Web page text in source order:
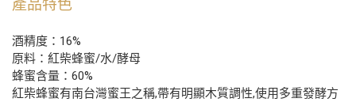
產品特色
酒精度：16%
原料：紅柴蜂蜜/水/酵母
蜂蜜含量：60%
紅柴蜂蜜有南台灣蜜王之稱,帶有明顯木質調性,使用多重發酵方